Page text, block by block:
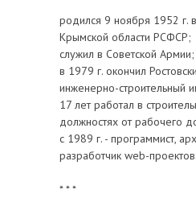
родился 9 ноября 1952 г.
Крымской области РСФСР;
служил в Советской Армии;
в 1979 г. окончил
инженерно-строительный
17 лет работал в
должностях от рабочего
с 1989 г. - программист,
разработчик web-проектов.
* * *